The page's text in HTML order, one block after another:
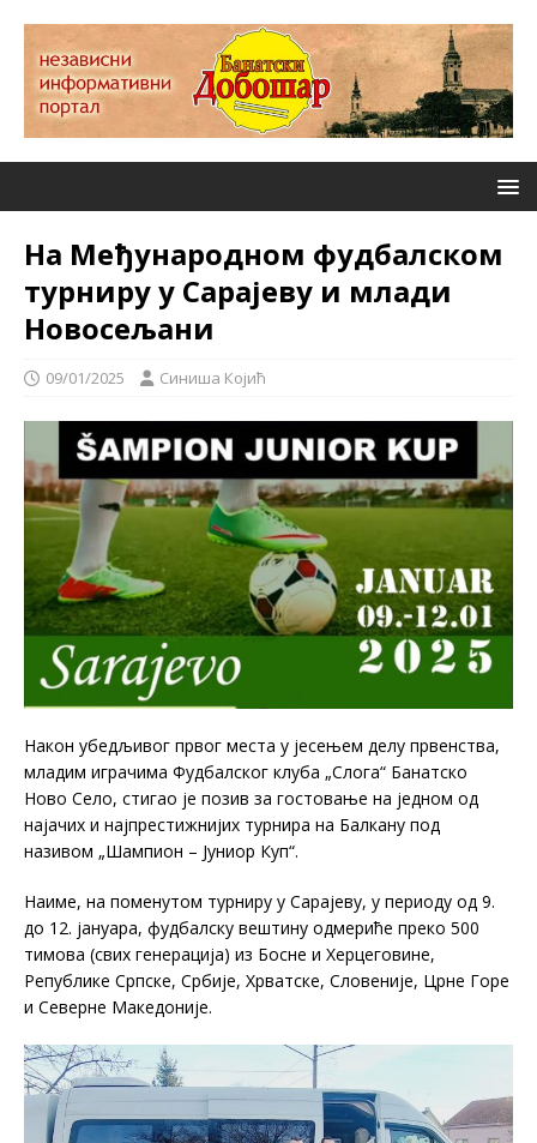
На Међународном фудбалском
турниру у Сарајеву и млади
Новосељани
09/01/2025 Синиша Којић
Након убедљивог првог места у јесењем делу првенства,
младим играчима Фудбалског клуба „Слога“ Банатско
Ново Село, стигао је позив за гостовање на једном од
најачих и најпрестижнијих турнира на Балкану под
називом „Шампион – Јуниор Куп“.
Наиме, на поменутом турниру у Сарајеву, у периоду од 9.
до 12. јануара, фудбалску вештину одмериће преко 500
тимова (свих генерација) из Босне и Херцеговине,
Републике Српске, Србије, Хрватске, Словеније, Црне Горе
и Северне Македоније.